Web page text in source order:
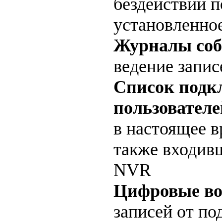
Журналы
ведение
Список
в настоящее
также
NVR
Цифровые
записей от